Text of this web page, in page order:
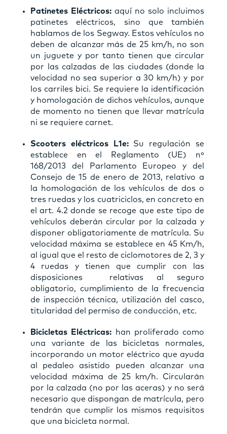
Patinetes Eléctricos: aquí no solo incluimos
patinetes eléctricos, sino que también
hablamos de los Segway. Estos vehículos no
deben de alcanzar más de 25 km/h, no son
un juguete y por tanto tienen que circular
por las calzadas de las ciudades (donde la
velocidad no sea superior a 30 km/h) y por
los carriles bici. Se requiere la identificación
y homologación de dichos vehículos, aunque
de momento no tienen que llevar matrícula
ni se requiere carnet.
Scooters eléctricos L1e: Su regulación se
establece en el Reglamento (UE) nº
168/2013 del Parlamento Europeo y del
Consejo de 15 de enero de 2013, relativo a
la homologación de los vehículos de dos o
tres ruedas y los cuatriciclos, en concreto en
el art. 4.2 donde se recoge que este tipo de
vehículos deberán circular por la calzada y
disponer obligatoriamente de matrícula. Su
velocidad máxima se establece en 45 Km/h,
al igual que el resto de ciclomotores de 2, 3 y
4 ruedas y tienen que cumplir con las
disposiciones relativas al seguro
obligatorio, cumplimiento de la frecuencia
de inspección técnica, utilización del casco,
titularidad del permiso de conducción, etc.
Bicicletas Eléctricas: han proliferado como
una variante de las bicicletas normales,
incorporando un motor eléctrico que ayuda
al pedaleo asistido pueden alcanzar una
velocidad máxima de 25 km/h. Circularán
por la calzada (no por las aceras) y no será
necesario que dispongan de matrícula, pero
tendrán que cumplir los mismos requisitos
que una bicicleta normal.